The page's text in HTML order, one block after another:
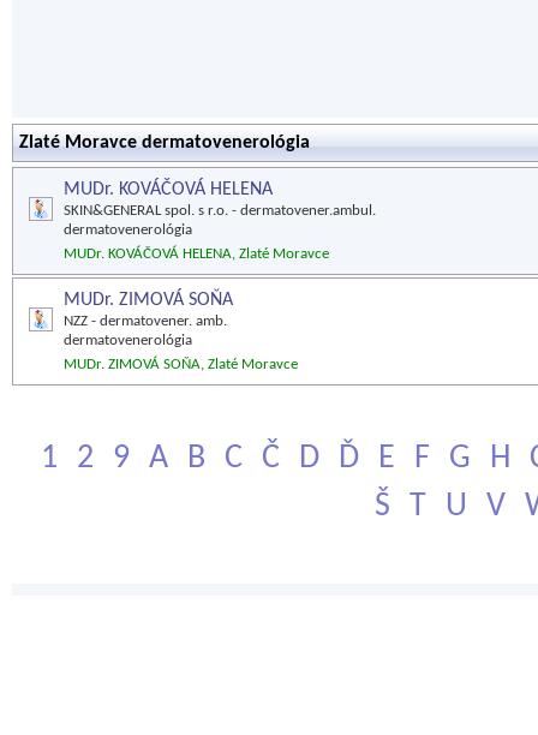
Zlaté Moravce dermatovenerológia
MUDr. KOVÁČOVÁ HELENA
SKIN&GENERAL spol. s r.o. - dermatovener.ambul.
dermatovenerológia
MUDr. KOVÁČOVÁ HELENA, Zlaté Moravce
MUDr. ZIMOVÁ SOŇA
NZZ - dermatovener. amb.
dermatovenerológia
MUDr. ZIMOVÁ SOŇA, Zlaté Moravce
1 2 9 A B C Č D Ď E F G H
Š
T U V